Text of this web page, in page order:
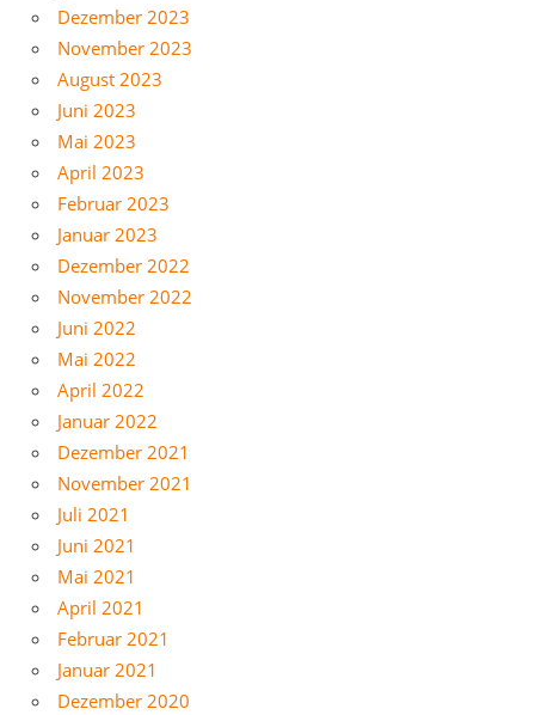
Dezember 2023
November 2023
August 2023
Juni 2023
Mai 2023
April 2023
Februar 2023
Januar 2023
Dezember 2022
November 2022
Juni 2022
Mai 2022
April 2022
Januar 2022
Dezember 2021
November 2021
Juli 2021
Juni 2021
Mai 2021
April 2021
Februar 2021
Januar 2021
Dezember 2020